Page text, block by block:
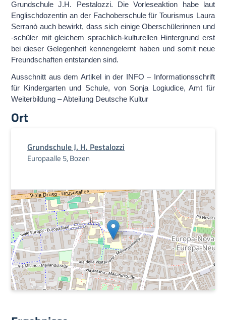
Grundschule J.H. Pestalozzi. Die Vorleseaktion habe laut
Englischdozentin an der Fachoberschule für Tourismus Laura
Serranò auch bewirkt, dass sich einige Oberschülerinnen und
-schüler mit gleichem sprachlich-kulturellen Hintergrund erst
bei dieser Gelegenheit kennengelernt haben und somit neue
Freundschaften entstanden sind.
Ausschnitt aus dem Artikel in der INFO – Informationsschrift
für Kindergarten und Schule, von Sonja Logiudice, Amt für
Weiterbildung – Abteilung Deutsche Kultur
Ort
Grundschule J. H. Pestalozzi
Europaalle 5, Bozen